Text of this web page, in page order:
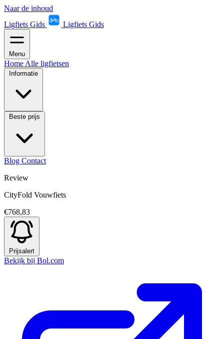
Naar de inhoud
Ligfiets Gids
Ligfiets Gids
Menu
Home Alle ligfietsen
Informatie
Beste prijs
Blog Contact
Review
CityFold Vouwfiets
€768,83
Prijsalert
Bekijk bij Bol.com